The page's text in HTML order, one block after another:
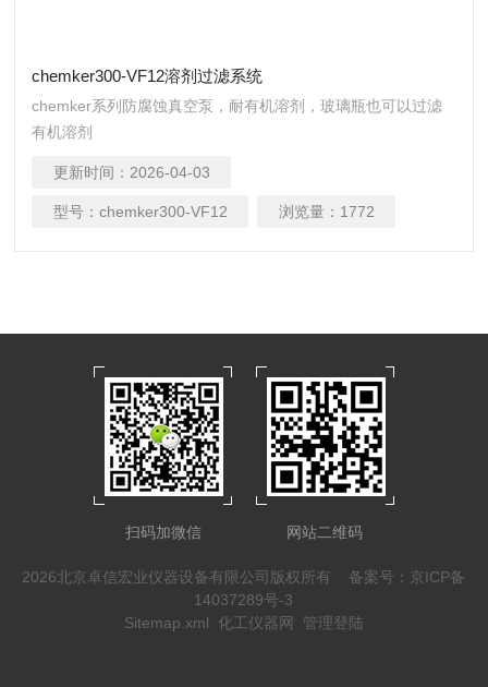
chemker300-VF12溶剂过滤系统
chemker系列防腐蚀真空泵，耐有机溶剂，玻璃瓶也可以过滤
有机溶剂
更新时间： 2026-04-03
型号： chemker300-VF12 浏览量： 1772
扫码加微信 网站二维码
2026北京卓信宏业仪器设备有限公司版权所有 备案号：京ICP备
14037289号-3
Sitemap.xml 化工仪器网 管理登陆